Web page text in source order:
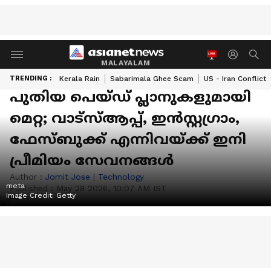
MALAYALAM
TRENDING : Kerala Rain Sabarimala Ghee Scam US - Iran Conflict
പുതിയ പെയ്‌ഡ് പ്ലാനുകളുമായി
മെറ്റ; വാട്‌സ്ആപ്പ്, ഇൻസ്റ്റഗ്രാം,
ഫേസ്ബുക്ക് എന്നിവയ്‌ക്ക് ഇനി
പ്രീമിയം സേവനങ്ങൾ
Author : Jomit Jose | Technology
Published : May 28 2026, 10:07 AM IST
meta
Image Credit: Getty